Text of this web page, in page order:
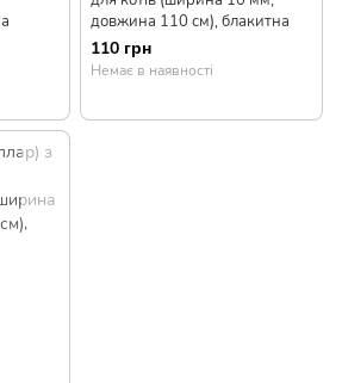
довжина 110 см), блакитна
110 грн
Немає в наявності